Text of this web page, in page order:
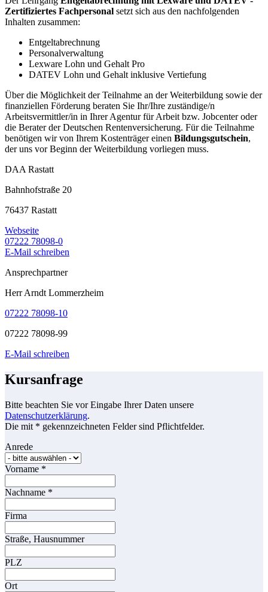
Zertifiziertes Fachpersonal setzt sich aus den nachfolgenden
Inhalten zusammen:
Entgeltabrechnung
Personalverwaltung
Lexware Lohn und Gehalt Pro
DATEV Lohn und Gehalt inklusive Vertiefung
Über die Möglichkeit der Teilnahme an der Weiterbildung sowie der
finanziellen Förderung beraten Sie Ihr/Ihre zuständige/n
Arbeitsvermittler/in in Ihrer Agentur für Arbeit bzw. Jobcenter oder
die Berater der Deutschen Rentenversicherung. Für die Teilnahme
benötigen wir von Ihrem Kostenträger einen Bildungsgutschein,
der uns vor Beginn der Weiterbildung vorliegen muss.
DAA Rastatt
Bahnhofstraße 20
76437 Rastatt
Webseite
07222 78098-0
E-Mail schreiben
Ansprechpartner
Herr Arndt Lommerzheim
07222 78098-10
07222 78098-99
E-Mail schreiben
Kursanfrage
Bitte beachten Sie vor Eingabe Ihrer Daten unsere
Datenschutzerklärung.
Die mit * gekennzeichneten Felder sind Pflichtfelder.
Anrede
Vorname *
Nachname *
Firma
Straße, Hausnummer
PLZ
Ort